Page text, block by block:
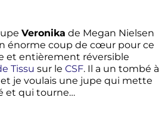
Veronika de Megan Nielsen
énorme coup de cœur pour ce
et entièrement réversible
Tissu sur le CSF. Il a un tombé à
je voulais une jupe qui mette
et qui tourne…